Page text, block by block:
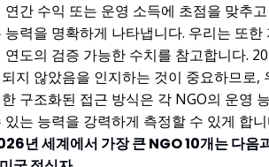
연간 수익 또는 운영 소득에 초점을 맞추
능력을 명확하게 나타냅니다. 우리는 또
연도의 검증 가능한 수치를 참고합니다.
지 않았음을 인지하는 것이 중요하므로,
구조화된 접근 방식은 각 NGO의 운영
있는 능력을 강력하게 측정할 수 있게 합니
년 세계에서 가장 큰 NGO 10개는 다음